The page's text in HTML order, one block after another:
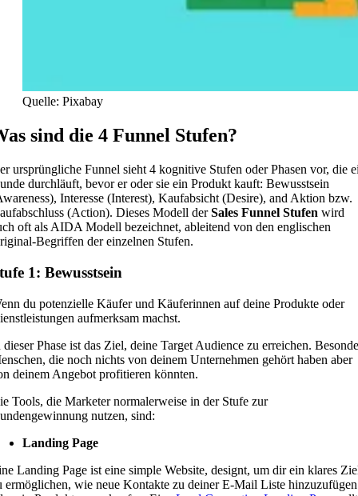
Quelle: Pixabay
sind die 4 Funnel Stufen?
ursprüngliche Funnel sieht 4 kognitive Stufen oder Phasen vor, die
durchläuft, bevor er oder sie ein Produkt kauft: Bewusstsein
Interesse (Interest), Kaufabsicht (Desire), and Aktion bzw.
(Action). Dieses Modell derSales Funnel Stufen wird
oft als AIDA Modell bezeichnet, ableitend von den englischen
Begriffen der einzelnen Stufen.
1: Bewusstsein
du potenzielle Käufer und Käuferinnen auf deine Produkte oder
aufmerksam machst.
dieser Phase ist das Ziel, deine Target Audience zu erreichen.
die noch nichts von deinem Unternehmen gehört haben aber
deinem Angebot profitieren könnten.
Tools, die Marketer normalerweise in der Stufe zur
nutzen, sind:
Landing Page
Landing Page ist eine simple Website, designt, um dir ein klares
ermöglichen, wie neue Kontakte zu deiner E-Mail Liste hinzuzufügen